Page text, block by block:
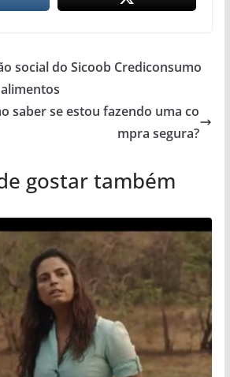
social do Sicoob Crediconsumo
saber se estou fazendo uma co
mpra segura?
gostar também